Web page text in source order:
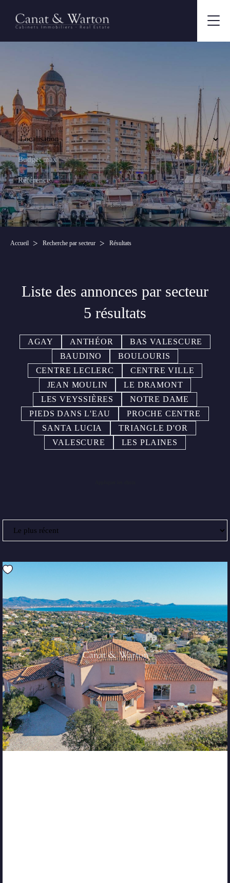
Accueil Recherche par secteur Résultats
Liste des annonces par secteur
5 résultats
AGAY ANTHÉOR
BAS VALESCURE
BAUDINO
BOULOURIS
CENTRE LECLERC
CENTRE VILLE
JEAN MOULIN
LE DRAMONT
LES VEYSSIÈRES
NOTRE DAME
PIEDS DANS L'EAU
PROCHE CENTRE
SANTA LUCIA
TRIANGLE D'OR
VALESCURE
LES PLAINES